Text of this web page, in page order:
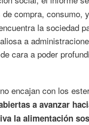
compra, consumo,
la sociedad
a
cara a poder
encajan con los
a avanzar
la alimentación